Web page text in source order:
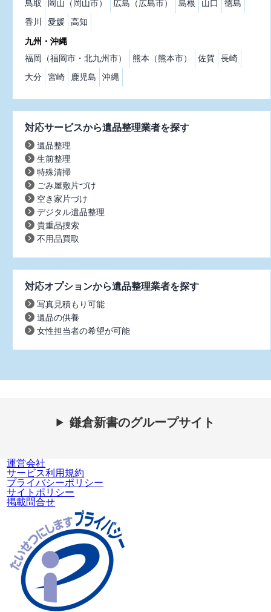
鳥取
岡山（岡山市） 広島（広島市） 島根 山口 徳島
香川 愛媛 高知
九州・沖縄
福岡（福岡市・北九州市）
熊本（熊本市） 佐賀 長崎
大分 宮崎 鹿児島 沖縄
対応サービスから遺品整理業者を探す
遺品整理
生前整理
特殊清掃
ごみ屋敷片づけ
空き家片づけ
デジタル遺品整理
貴重品捜索
不用品買取
対応オプションから遺品整理業者を探す
写真見積もり可能
遺品の供養
女性担当者の希望が可能
鎌倉新書のグループサイト
運営会社
サービス利用規約
プライバシーポリシー
サイトポリシー
掲載問合せ